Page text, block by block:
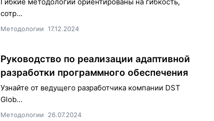
сотр...
Методологии 17.12.2024
Руководство по реализации адаптивной
разработки программного обеспечения
Узнайте от ведущего разработчика компании DST
Glob...
Методологии 26.07.2024